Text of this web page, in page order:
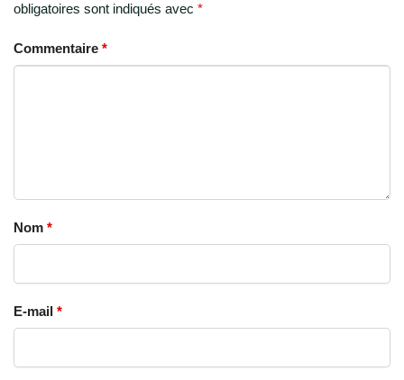
obligatoires sont indiqués avec *
Commentaire *
Nom *
E-mail *